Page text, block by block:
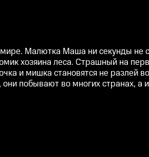
Малютка Маша ни секунды не
хозяина леса. Страшный на
и мишка становятся не разлей
побывают во многих странах, а